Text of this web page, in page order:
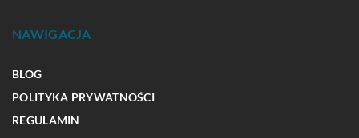
NAWIGACJA
BLOG
POLITYKA PRYWATNOŚCI
REGULAMIN